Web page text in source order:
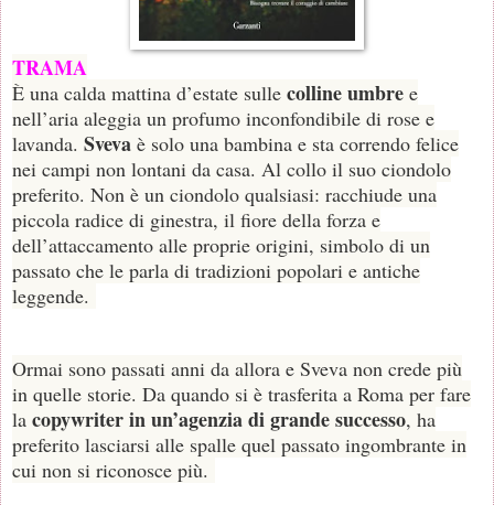
TRAMA
È una calda mattina d’estate sulle colline umbre e
nell’aria aleggia un profumo inconfondibile di rose e
lavanda. Sveva è solo una bambina e sta correndo felice
nei campi non lontani da casa. Al collo il suo ciondolo
preferito. Non è un ciondolo qualsiasi: racchiude una
piccola radice di ginestra, il fiore della forza e
dell’attaccamento alle proprie origini, simbolo di un
passato che le parla di tradizioni popolari e antiche
leggende.
Ormai sono passati anni da allora e Sveva non crede più
in quelle storie. Da quando si è trasferita a Roma per fare
la copywriter in un’agenzia di grande successo, ha
preferito lasciarsi alle spalle quel passato ingombrante in
cui non si riconosce più.